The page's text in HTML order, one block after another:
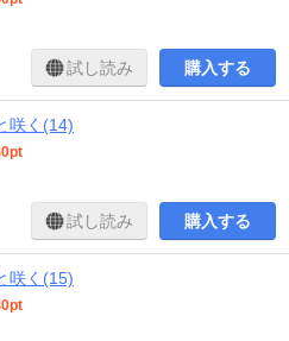
試し読み 購入する
咲く(14)
試し読み 購入する
咲く(15)